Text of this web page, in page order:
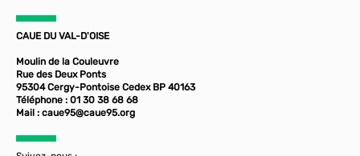
CAUE DU VAL-D'OISE
Moulin de la Couleuvre
Rue des Deux Ponts
95304 Cergy-Pontoise Cedex BP 40163
Téléphone : 01 30 38 68 68
Mail : caue95@caue95.org